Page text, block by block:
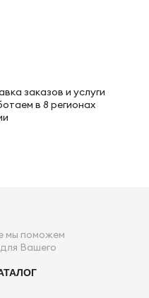
заказов и услуги
в 8 регионах
мы поможем
Вашего